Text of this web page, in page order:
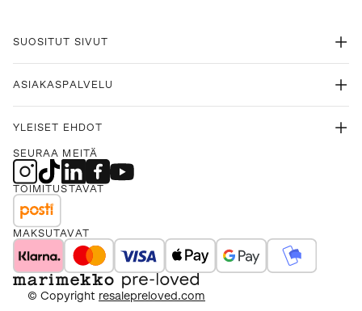
SUOSITUT SIVUT
ASIAKASPALVELU
YLEISET EHDOT
SEURAA MEITÄ
TOIMITUSTAVAT
MAKSUTAVAT
© Copyright resalepreloved.com